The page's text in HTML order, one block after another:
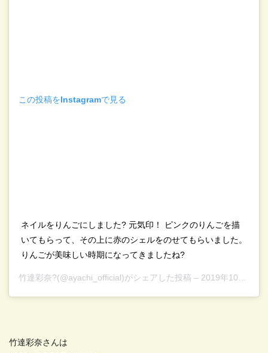
この投稿をInstagramで見る
ネイルをりんごにしました? 元気印！ ピンクのりんごを描
いてもらって、その上に赤のシェルをのせてもらいました。
りんごが美味しい時期になってきましたね?
竹達彩奈?(@ayachi_official)がシェアした投稿 – 2019年10月月28日午前8時51分PDT
竹達彩奈さんは